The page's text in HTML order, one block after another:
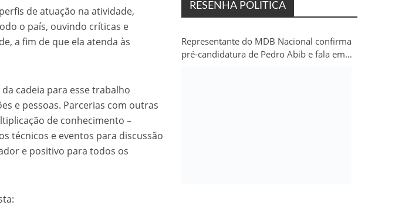
de atuação na atividade,
o país, ouvindo críticas e
a fim de que ela atenda às
cadeia para esse trabalho
e pessoas. Parcerias com outras
de conhecimento –
técnicos e eventos para discussão
e positivo para todos os
RESENHA POLITICA
Representante do MDB Nacional confirma
pré-candidatura de Pedro Abib e fala em